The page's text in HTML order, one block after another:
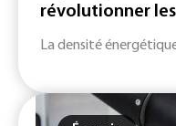
révolutionner
La densité